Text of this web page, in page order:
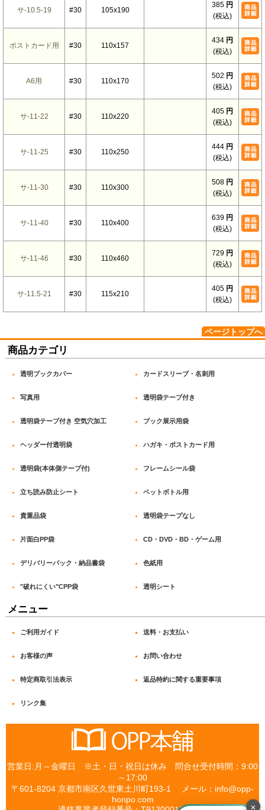
サ-10.5-19 #30 105x190
385 円
(税込)
ポストカード用 #30 110x157
434 円
(税込)
A6用 #30 110x170
502 円
(税込)
サ-11-22 #30 110x220
405 円
(税込)
サ-11-25 #30 110x250
444 円
(税込)
サ-11-30 #30 110x300
508 円
(税込)
サ-11-40 #30 110x400
639 円
(税込)
サ-11-46 #30 110x460
729 円
(税込)
サ-11.5-21 #30 115x210
405 円
(税込)
ページトップへ
商品カテゴリ
透明ブックカバー カードスリーブ・名刺用
写真用 透明袋テープ付き
透明袋テープ付き 空気穴加工 ブック展示用袋
ヘッダー付透明袋 ハガキ・ポストカード用
透明袋(本体側テープ付) フレームシール袋
立ち読み防止シート ペットボトル用
貴重品袋 透明袋テープなし
片面白PP袋 CD・DVD・BD・ゲーム用
デリバリーパック・納品書袋 色紙用
"破れにくい"CPP袋 透明シート
メニュー
ご利用ガイド 送料・お支払い
お客様の声 お問い合わせ
特定商取引法表示 返品特約に関する重要事項
リンク集
営業日:月～金曜日 ※土・日・祝日は休み 問合せ受付時間：9:00
～17:00
〒601-8204 京都市南区久世東土川町193-1 メール：info@opp-
honpo.com
×